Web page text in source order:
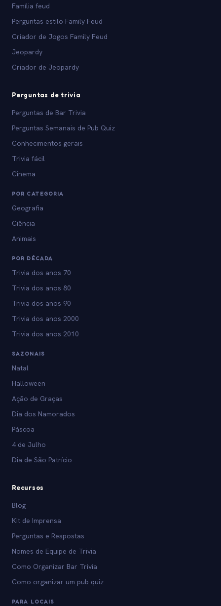
Família feud
Perguntas estilo Family Feud
Criador de Jogos Family Feud
Jeopardy
Criador de Jeopardy
Perguntas de trivia
Perguntas de Bar Trivia
Perguntas Semanais de Pub Quiz
Conhecimentos gerais
Trivia fácil
Cinema
POR CATEGORIA
Geografia
Ciência
Animais
POR DÉCADA
Trivia dos anos 70
Trivia dos anos 80
Trivia dos anos 90
Trivia dos anos 2000
Trivia dos anos 2010
SAZONAIS
Natal
Halloween
Ação de Graças
Dia dos Namorados
Páscoa
4 de Julho
Dia de São Patrício
Recursos
Blog
Kit de Imprensa
Perguntas e Respostas
Nomes de Equipe de Trivia
Como Organizar Bar Trivia
Como organizar um pub quiz
PARA LOCAIS